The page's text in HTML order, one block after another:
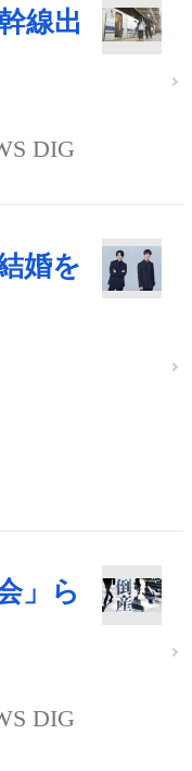
線出
DIG
婚を
」ら
DIG